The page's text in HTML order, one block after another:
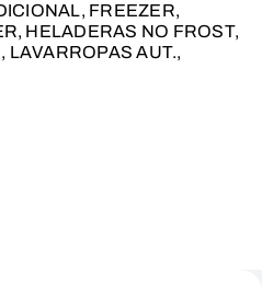
FREEZER,
HELADERAS NO FROST,
LAVARROPAS AUT.,